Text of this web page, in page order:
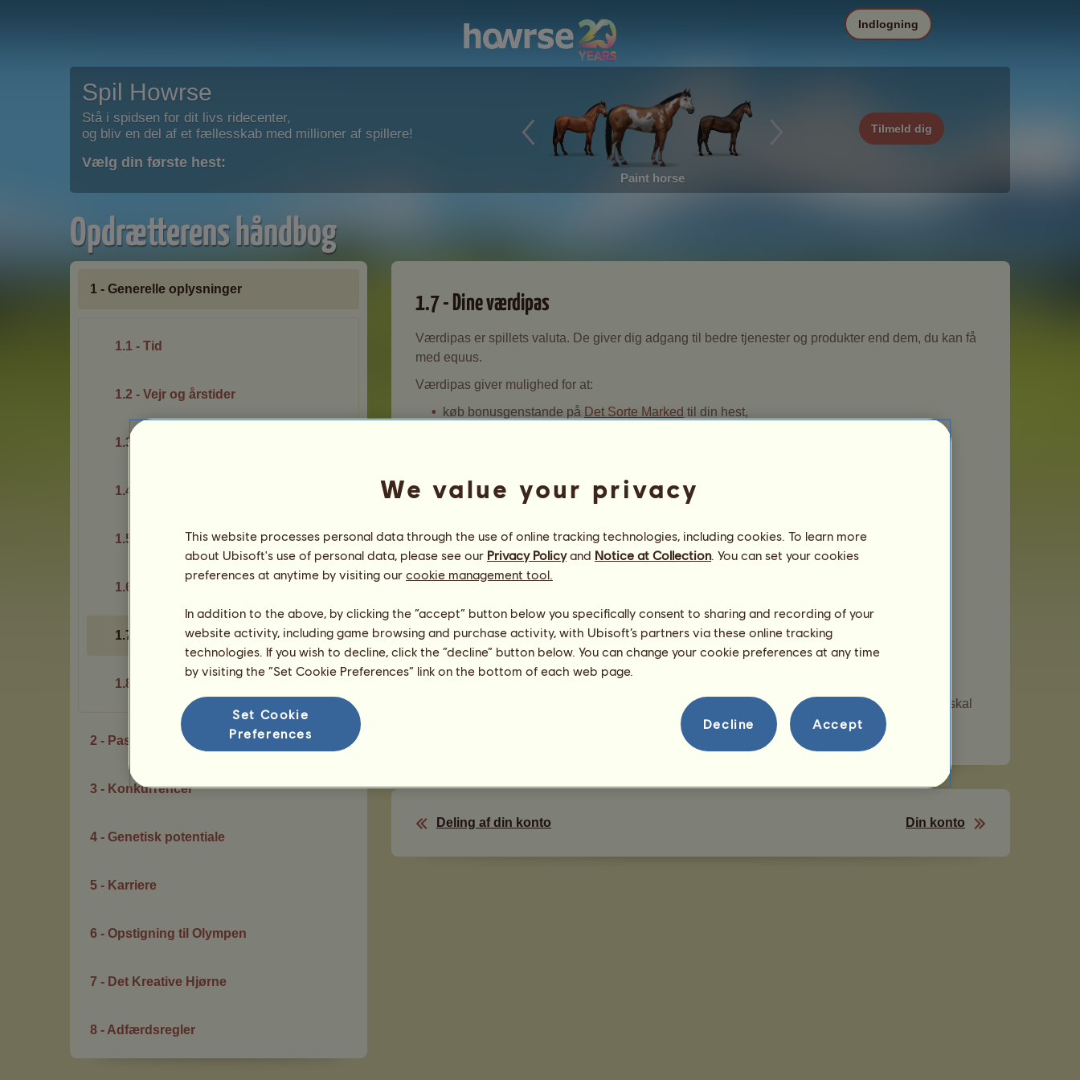
Spil Howrse
Stå i spidsen for dit livs ridecenter,
og bliv en del af et fællesskab med millioner af spillere!
Vælg din første hest:
Paint horse
Tilmeld dig
Indlogning
Opdrætterens håndbog
1 - Generelle oplysninger
1.1 - Tid
1.2 - Vejr og årstider
1.3 - Ranglisteplaceringer
1.4 - Byttehandler
1.5 - Sikkerhed
1.6 - Kontodeling
1.7 - Værdipas
1.8 - Din konto
2 - Pasning af dine heste
3 - Konkurrencer
4 - Genetisk potentiale
5 - Karriere
6 - Opstigning til Olympen
7 - Det Kreative Hjørne
8 - Adfærdsregler
1.7 - Dine værdipas
Værdipas er spillets valuta. De giver dig adgang til bedre tjenester og produkter end dem, du kan få
med equus.
Værdipas giver mulighed for at:
køb bonusgenstande på Det Sorte Marked til din hest,
køb en
, og modtag eksklusive fordele,
tilføj flere equus til din
beholdning
Få værdipas:
du kan få værdipas hvis du sætter dine heste til salg for værdipas, og andre spillere køber
dem
Du kan vinde værdipas ved at gennemføredaglige missioner, når du har gennemført
opdrættermissioner som lærling.
For at få et værdipas på en af disse måder skal din e-mailadresse
være bekræftet, eller dit spil skal
være bekræftet af en af dine forældre, hvis du er under 16.
Deling af din konto Din konto
We value your privacy
This website processes personal data through the use of online tracking technologies, including cookies. To learn more
about Ubisoft's use of personal data, please see our Privacy Policyand Notice at Collection. You can set your cookies
preferences at anytime by visiting our cookie management tool.
In addition to the above, by clicking the “accept” button below you specifically consent to sharing and recording of your
website activity, including game browsing and purchase activity, with Ubisoft’s partners via these online tracking
technologies. If you wish to decline, click the “decline” button below. You can change your cookie preferences at any time
by visiting the “Set Cookie Preferences” link on the bottom of each web page.
Set Cookie
Preferences
Decline Accept